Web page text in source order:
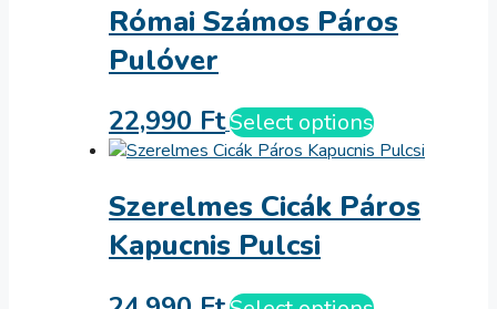
Római Számos Páros
Pulóver
22,990 FtSelect options
Szerelmes Cicák Páros
Kapucnis Pulcsi